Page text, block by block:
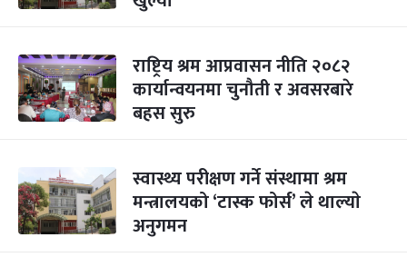
राष्ट्रिय श्रम आप्रवासन नीति २०८२
कार्यान्वयनमा चुनौती र अवसरबारे
बहस सुरु
स्वास्थ्य परीक्षण गर्ने संस्थामा श्रम
मन्त्रालयको ‘टास्क फोर्स’ ले थाल्याे
अनुगमन